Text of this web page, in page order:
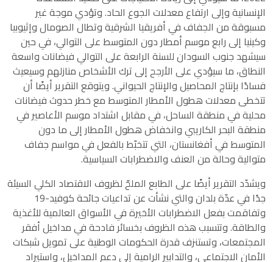
الإنسانية وإلى ارتفاع معدلات الجوع الحاد. وتؤدي موجة غير
مسبوقة من الجفاف في أفريقيا الشرقية وتطال الصومال وإثيوبيا
وكينيا إلى رابع موسم أمطار دون المتوسط على التوالي، في حين
سيشهد جنوب السودان للسنة الرابعة على التوالي فيضانات واسعة
النطاق، ما سيؤدي على الأرجح إلى ترك الأشخاص منازلهم وسيعيث
فسادًا بإنتاج المحاصيل والإنتاج الحيواني. ويتوقع التقرير أيضًا أن
تتخطى معدلات هطول الأمطار المتوسط مع خطر حدوث فيضانات
محلية في منطقة الساحل، في مقابل اشتداد موسم الأعاصير في
منطقة البحر الكاريبي وانخفاض هطول الأمطار إلى ما دون
المتوسط في أفغانستان، التي تتخبّط بالفعل في مواسم جفاف
متوالية وحالة من العنف والاضطرابات السياسية.
ويشدّد التقرير أيضًا على الطابع الملحّ لظروف الاقتصاد الكلي السيئة
جدًا في عدّة بلدان والتي نشأت عن تداعيات جائحة كوفيد-19
وتفاقمت بفعل الاضطرابات الأخيرة في الأسواق العالمية للأغذية
والطاقة. وتتسبب هذه الظروف بخسائر فادحة في مداخيل أفقر
المجتمعات، وتستنزف قدرة الحكومات الوطنية على تمويل شبكات
الأمان الاجتماعي، والتدابير الرامية إلى دعم المداخيل، واستيراد